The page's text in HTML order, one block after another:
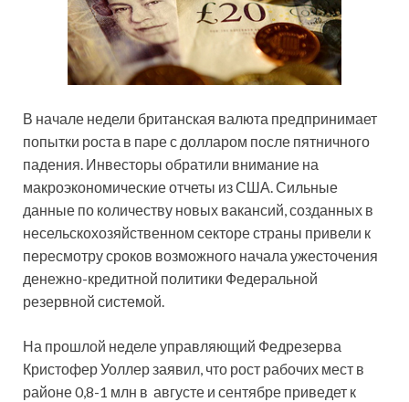
В начале недели британская валюта предпринимает
попытки роста в паре с долларом после пятничного
падения. Инвесторы обратили внимание на
макроэкономические отчеты из США. Сильные
данные по количеству новых вакансий, созданных в
несельскохозяйственном секторе страны привели к
пересмотру сроков возможного начала ужесточения
денежно-кредитной политики Федеральной
резервной системой.
На прошлой неделе управляющий Федрезерва
Кристофер Уоллер заявил, что рост рабочих мест в
районе 0,8-1 млн в августе и сентябре приведет к